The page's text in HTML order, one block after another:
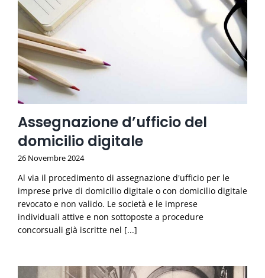
Assegnazione d’ufficio del
domicilio digitale
26 Novembre 2024
Al via il procedimento di assegnazione d'ufficio per le
imprese prive di domicilio digitale o con domicilio digitale
revocato e non valido. Le società e le imprese
individuali attive e non sottoposte a procedure
concorsuali già iscritte nel [...]